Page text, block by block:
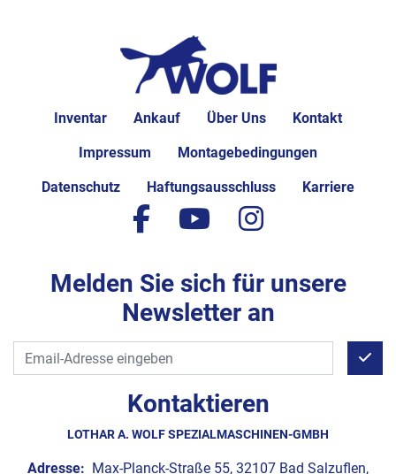
Inventar Ankauf Über Uns Kontakt
Impressum Montagebedingungen
Datenschutz Haftungsausschluss Karriere
Kontaktieren
LOTHAR A. WOLF SPEZIALMASCHINEN-GMBH
Adresse: Max-Planck-Straße 55, 32107 Bad Salzuflen,
facebook
youtubeinstagram
Melden Sie sich für unsere
Newsletter an